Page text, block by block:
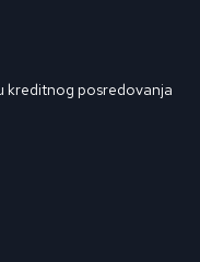
kreditnog posredovanja